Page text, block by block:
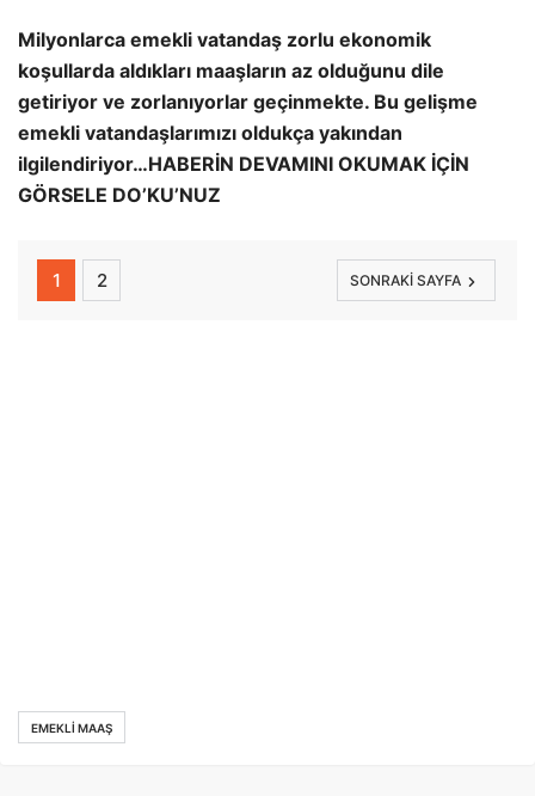
Milyonlarca emekli vatandaş zorlu ekonomik
koşullarda aldıkları maaşların az olduğunu dile
getiriyor ve zorlanıyorlar geçinmekte. Bu gelişme
emekli vatandaşlarımızı oldukça yakından
ilgilendiriyor…HABERİN DEVAMINI OKUMAK İÇİN
GÖRSELE DO’KU’NUZ
1 2 SONRAKI SAYFA
EMEKLI MAAŞ